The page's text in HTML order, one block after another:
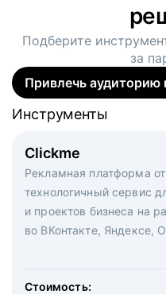
Подберите
за
Привлечь
Clickme
Рекламная платформа
технологичный сервис
и проектов бизнеса на
во ВКонтакте, Яндексе,
Стоимость:
Инструменты
Вакансия дня
Рекламный формат для
hh.ru. Увеличивает
Инструменты
Массовый подбор под
кандидатов и когда вам
маркетологи,
hh.ru с целым набором
Инструменты